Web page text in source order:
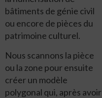
bâtiments de génie civil
ou encore de pièces du
patrimoine culturel.
Nous scannons la pièce
ou la zone pour ensuite
créer un modèle
polygonal qui, après avoir